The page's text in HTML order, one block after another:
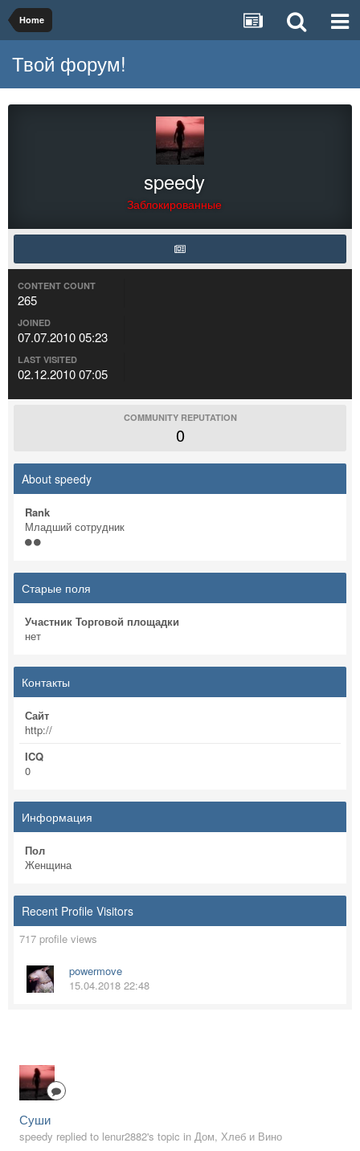
Home
Твой форум!
speedy
Заблокированные
CONTENT COUNT
265
JOINED
07.07.2010 05:23
LAST VISITED
02.12.2010 07:05
COMMUNITY REPUTATION
0
About speedy
Rank
Младший сотрудник
Старые поля
Участник Торговой площадки
нет
Контакты
Сайт
http://
ICQ
0
Информация
Пол
Женщина
Recent Profile Visitors
717 profile views
powermove
15.04.2018 22:48
Суши
speedy replied to lenur2882's topic in Дом, Хлеб и Вино